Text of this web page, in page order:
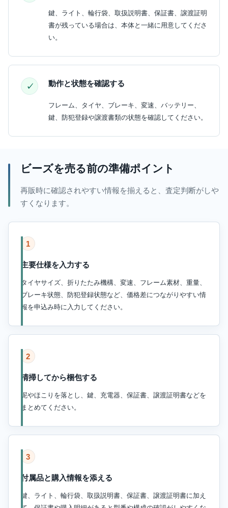
鍵、ライト、輪行袋、取扱説明書、保証書、譲渡証明
書が残っている場合は、本体と一緒に用意してくださ
い。
動作と状態を確認する
フレーム、タイヤ、ブレーキ、変速、バッテリー、
鍵、防犯登録や譲渡書類の状態を確認してください。
ビーズを売る前の準備ポイント
再販時に確認されやすい情報を揃えると、査定判断がしや
すくなります。
1
主要仕様を入力する
タイヤサイズ、折りたたみ機構、変速、フレーム素材、重量、
ブレーキ状態、防犯登録状態など、価格差につながりやすい情
報を申込み時に入力してください。
2
清掃してから梱包する
泥やほこりを落とし、鍵、充電器、保証書、譲渡証明書などを
まとめてください。
3
付属品と購入情報を添える
鍵、ライト、輪行袋、取扱説明書、保証書、譲渡証明書に加え